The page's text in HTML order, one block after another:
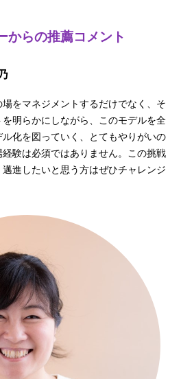
からの推薦コメント
をマネジメントするだけでなく、そ
明らかにしながら、このモデルを全
化を図っていく、とてもやりがいの
験は必須ではありません。この挑戦
進したいと思う方はぜひチャレンジ